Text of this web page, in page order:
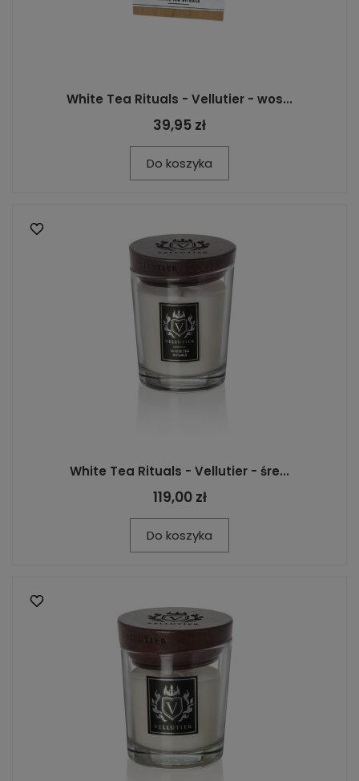
White Tea Rituals - Vellutier - wos...
39,95 zł
Do koszyka
White Tea Rituals - Vellutier - śre...
119,00 zł
Do koszyka